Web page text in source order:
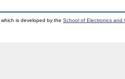
which is developed by theSchool of Electronics and